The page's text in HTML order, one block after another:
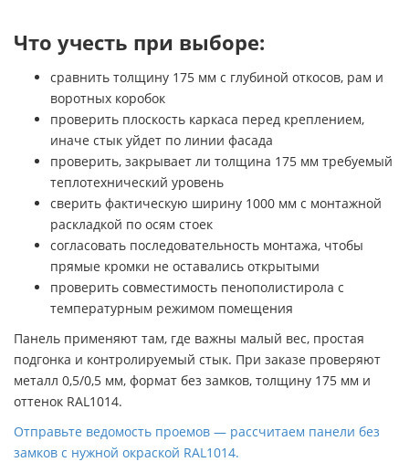
Что учесть при выборе:
сравнить толщину 175 мм с глубиной откосов, рам и
воротных коробок
проверить плоскость каркаса перед креплением,
иначе стык уйдет по линии фасада
проверить, закрывает ли толщина 175 мм требуемый
теплотехнический уровень
сверить фактическую ширину 1000 мм с монтажной
раскладкой по осям стоек
согласовать последовательность монтажа, чтобы
прямые кромки не оставались открытыми
проверить совместимость пенополистирола с
температурным режимом помещения
Панель применяют там, где важны малый вес, простая
подгонка и контролируемый стык. При заказе проверяют
металл 0,5/0,5 мм, формат без замков, толщину 175 мм и
оттенок RAL1014.
Отправьте ведомость проемов — рассчитаем панели без
замков с нужной окраской RAL1014.